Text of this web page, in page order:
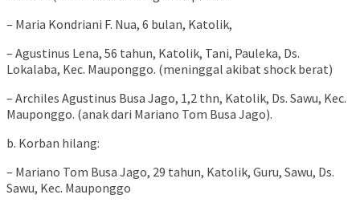
– Maria Kondriani F. Nua, 6 bulan, Katolik,
– Agustinus Lena, 56 tahun, Katolik, Tani, Pauleka, Ds.
Lokalaba, Kec. Mauponggo. (meninggal akibat shock berat)
– Archiles Agustinus Busa Jago, 1,2 thn, Katolik, Ds. Sawu, Kec.
Mauponggo. (anak dari Mariano Tom Busa Jago).
b. Korban hilang:
– Mariano Tom Busa Jago, 29 tahun, Katolik, Guru, Sawu, Ds.
Sawu, Kec. Mauponggo